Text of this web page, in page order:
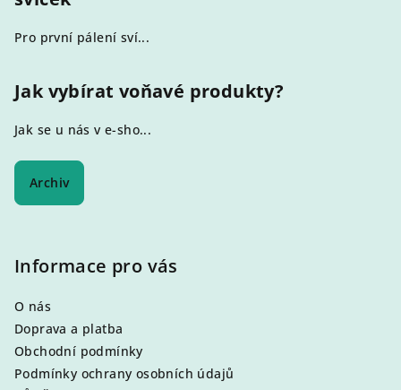
Pro první pálení sví...
Jak vybírat voňavé produkty?
Jak se u nás v e-sho...
Archiv
Informace pro vás
O nás
Doprava a platba
Obchodní podmínky
Podmínky ochrany osobních údajů